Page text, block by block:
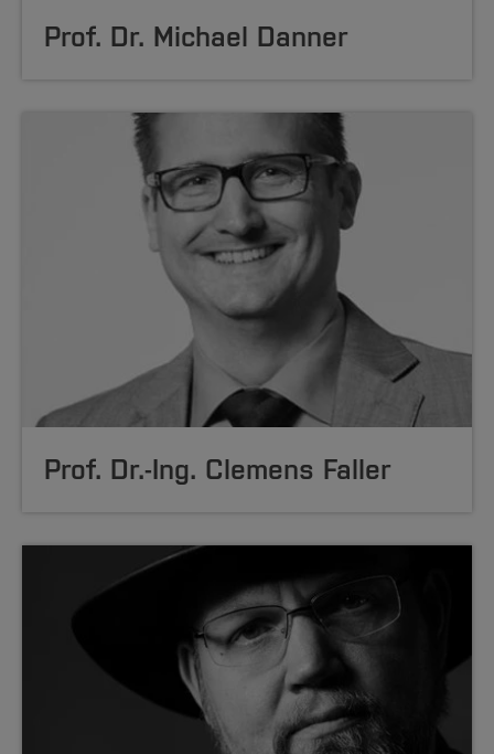
Prof. Dr. Michael Danner
Prof. Dr.-Ing. Clemens Faller